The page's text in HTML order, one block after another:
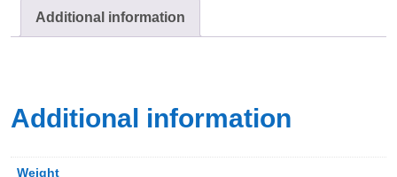
Additional information
Additional information
Weight